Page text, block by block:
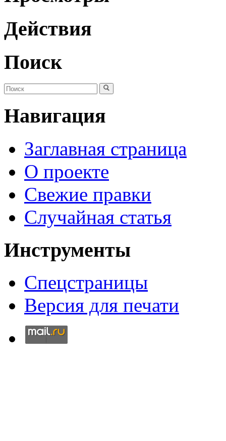
Действия
Поиск
Навигация
Заглавная страница
О проекте
Свежие правки
Случайная статья
Инструменты
Спецстраницы
Версия для печати